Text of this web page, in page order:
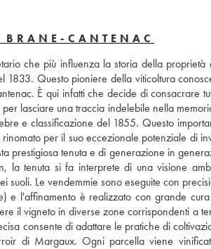
CANTENAC
che più influenza la storia della
Questo pioniere della viticoltura
È qui infatti che decide di consacrare
lasciare una traccia indelebile nella
e classificazione del 1855. Questo
per il suo eccezionale potenziale di
prestigiosa tenuta e di generazione in
tenuta si fa interprete di una visione
suoli. Le vendemmie sono eseguite con
e l'affinamento è realizzato con grande
il vigneto in diverse zone corrispondenti a
consente di adattare le pratiche di
di Margaux. Ogni parcella viene